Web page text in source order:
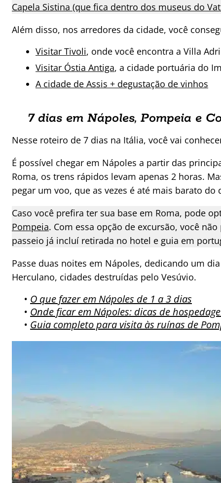
Capela Sistina (que fica dentro dos museus do
Além disso, nos arredores da cidade, você
Visitar Tivoli, onde você encontra a Villa
Visitar Óstia Antiga, a cidade portuária do
A cidade de Assis + degustação de vinhos
7 dias em Nápoles, Pompeia e
Nesse roteiro de 7 dias na Itália, você vai
É possível chegar em Nápoles a partir das
Roma, os trens rápidos levam apenas 2 horas.
pegar um voo, que as vezes é até mais barato do
Caso você prefira ter sua base em Roma, pode
Pompeia. Com essa opção de excursão, você
passeio já incluí retirada no hotel e guia em
Passe duas noites em Nápoles, dedicando um
Herculano, cidades destruídas pelo Vesúvio.
• O que fazer em Nápoles de 1 a 3 dias
• Onde ficar em Nápoles: dicas de
• Guia completo para visita às ruínas de